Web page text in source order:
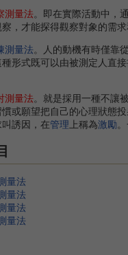
測量法。即在實際活動中，
，才能探得觀察對象的需求
測量法。人的動機有時僅靠
形式既可以由被測定人直
測量法。就是採用一種不讓
或願望把自己的心理狀態
誘因，在管理 上稱為激勵
量法
量法
量法
量法